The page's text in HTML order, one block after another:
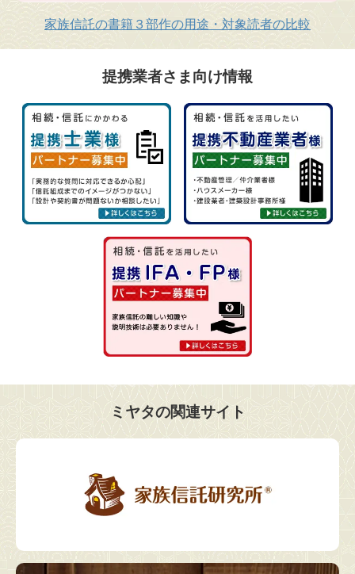
家族信託の書籍３部作の用途・対象読者の比較
提携業者さま向け情報
ミヤタの関連サイト